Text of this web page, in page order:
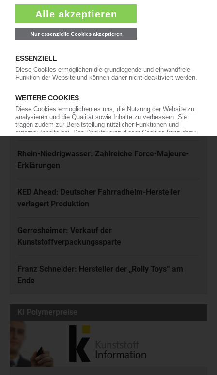
Ich habe dieDatenschutzbestimmungen
Jetzt kostenfrei abonnieren
Meistgelesen
Karl Hess: Automobilzulieferer ist insolvent
Rhein-Niedrigwasser: Zahlreiche Force-Majeure-
Erklärungen
KED Ahead: Deutscher Fahrradhelm-Hersteller
verlagert Produktion
Gerresheimer: Verkauf der
Kunststoffverpackungssparte
Franz Schneider: Hersteller der „Rolly Toys“ am
Ende
KI Polymerpreise